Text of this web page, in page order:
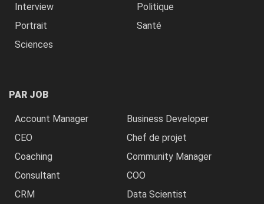
Interview
Politique
Portrait
Santé
Sciences
PAR JOB
Account Manager
Business Developer
CEO
Chef de projet
Coaching
Community Manager
Consultant
COO
CRM
Data Scientist